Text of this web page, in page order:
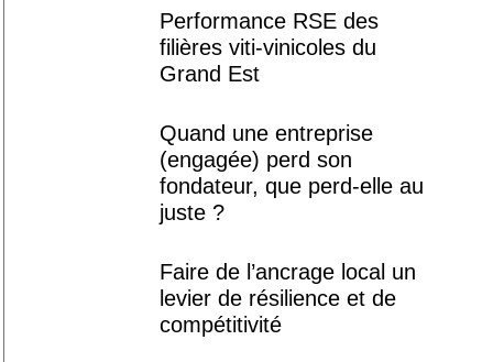
Performance RSE des
filières viti-vinicoles du
Grand Est
Quand une entreprise
(engagée) perd son
fondateur, que perd-elle au
juste ?
Faire de l’ancrage local un
levier de résilience et de
compétitivité